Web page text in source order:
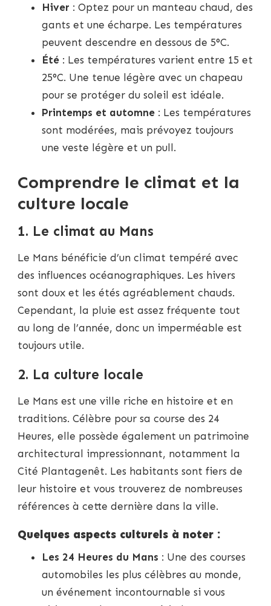
Hiver : Optez pour un manteau chaud, des
gants et une écharpe. Les températures
peuvent descendre en dessous de 5°C.
Été : Les températures varient entre 15 et
25°C. Une tenue légère avec un chapeau
pour se protéger du soleil est idéale.
Printemps et automne : Les températures
sont modérées, mais prévoyez toujours
une veste légère et un pull.
Comprendre le climat et la
culture locale
1. Le climat au Mans
Le Mans bénéficie d’un climat tempéré avec
des influences océanographiques. Les hivers
sont doux et les étés agréablement chauds.
Cependant, la pluie est assez fréquente tout
au long de l’année, donc un imperméable est
toujours utile.
2. La culture locale
Le Mans est une ville riche en histoire et en
traditions. Célèbre pour sa course des 24
Heures, elle possède également un patrimoine
architectural impressionnant, notamment la
Cité Plantagenêt. Les habitants sont fiers de
leur histoire et vous trouverez de nombreuses
références à cette dernière dans la ville.
Quelques aspects culturels à noter :
Les 24 Heures du Mans : Une des courses
automobiles les plus célèbres au monde,
un événement incontournable si vous